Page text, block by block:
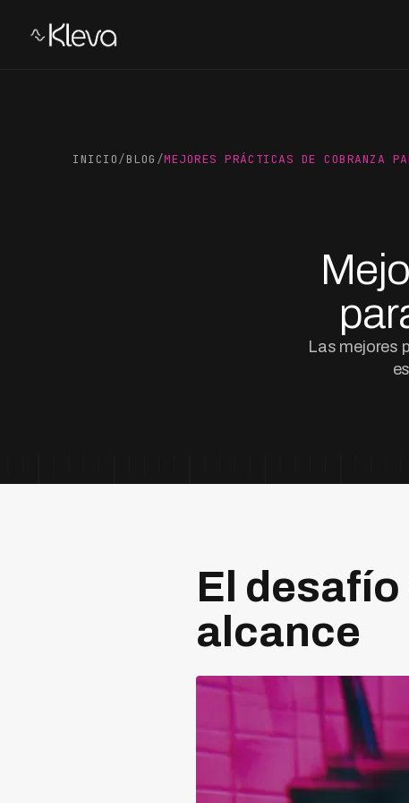
INICIO/BLOG /MEJORES PRÁCTICAS DE COBRANZA
Las mejores
El
alcance